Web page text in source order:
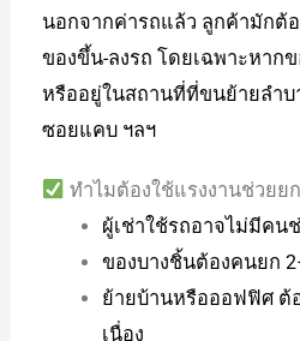
นอกจากค่ารถแล้ว ลูกค้ามักต้
ของขึ้น-ลงรถ โดยเฉพาะหา
หรืออยู่ในสถานที่ที่ขนย้ายลำบ
ซอยแคบ ฯลฯ
ทำไมต้องใช้แรงงานช่วยย
ผู้เช่าใช้รถอาจไม่มีคน
ของบางชิ้นต้องคนยก
ย้ายบ้านหรือออฟฟิศ ต้
เนื่อง